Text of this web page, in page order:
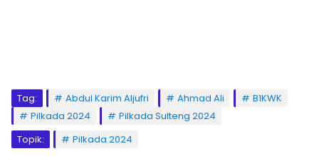
Tag: Abdul Karim Aljufri Ahmad Ali
B1KWK
Pilkada 2024
Pilkada Sulteng 2024
Topik:
Pilkada 2024